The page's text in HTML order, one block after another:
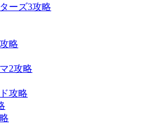
ーズ3攻略
略
2攻略
攻略